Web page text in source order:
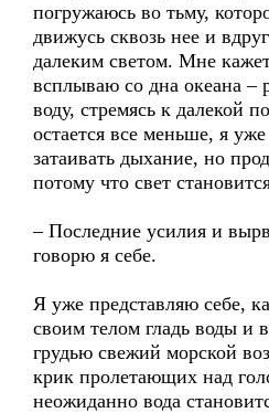
погружаюсь во тьму,
движусь сквозь нее и
далеким светом. Мне
всплываю со дна океана –
воду, стремясь к далекой
остается все меньше, я
затаивать дыхание, но
потому что свет
– Последние усилия и
говорю я себе.
Я уже представляю себе,
своим телом гладь воды и
грудью свежий морской
крик пролетающих над
неожиданно вода